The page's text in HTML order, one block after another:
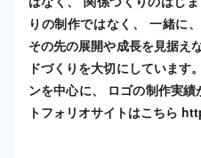
りの制作ではなく、 一緒に
その先の展開や成長を見据え
ドづくりを大切にしています
ンを中心に、 ロゴの制作実
トフォリオサイトはこちら